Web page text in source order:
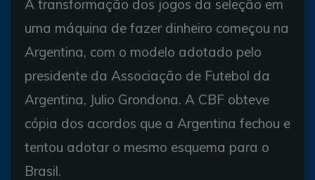
A transformação dos jogos da seleção em
uma máquina de fazer dinheiro começou na
Argentina, com o modelo adotado pelo
presidente da Associação de Futebol da
Argentina, Julio Grondona. A CBF obteve
cópia dos acordos que a Argentina fechou e
tentou adotar o mesmo esquema para o
Brasil.